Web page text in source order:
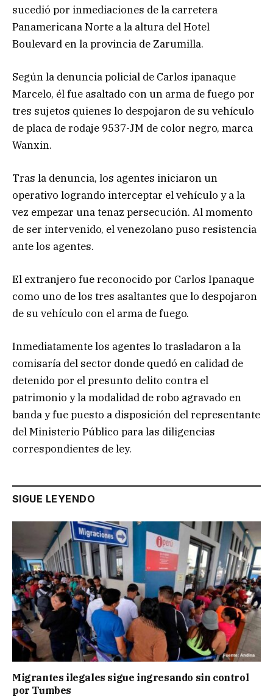
sucedió por inmediaciones de la carretera
Panamericana Norte a la altura del Hotel
Boulevard en la provincia de Zarumilla.
Según la denuncia policial de Carlos ipanaque
Marcelo, él fue asaltado con un arma de fuego por
tres sujetos quienes lo despojaron de su vehículo
de placa de rodaje 9537-JM de color negro, marca
Wanxin.
Tras la denuncia, los agentes iniciaron un
operativo logrando interceptar el vehículo y a la
vez empezar una tenaz persecución. Al momento
de ser intervenido, el venezolano puso resistencia
ante los agentes.
El extranjero fue reconocido por Carlos Ipanaque
como uno de los tres asaltantes que lo despojaron
de su vehículo con el arma de fuego.
Inmediatamente los agentes lo trasladaron a la
comisaría del sector donde quedó en calidad de
detenido por el presunto delito contra el
patrimonio y la modalidad de robo agravado en
banda y fue puesto a disposición del representante
del Ministerio Público para las diligencias
correspondientes de ley.
SIGUE LEYENDO
Migrantes ilegales sigue ingresando sin control
por Tumbes